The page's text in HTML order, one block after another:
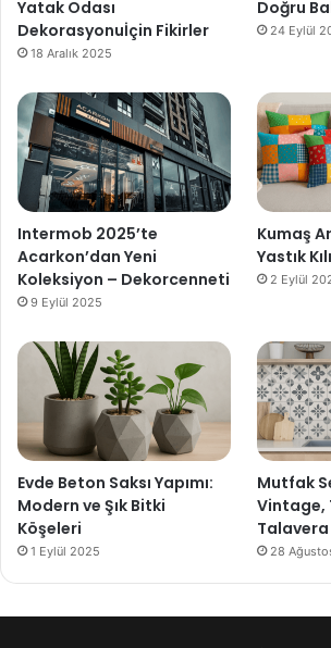
Yatak Odası
Dekorasyonuİçin Fikirler
18 Aralık 2025
Doğru
24 Eylül
Intermob 2025’te
Acarkon’dan Yeni
Koleksiyon – Dekorcenneti
9 Eylül 2025
Kumaş
Yastık
2 Eylül
Evde Beton Saksı Yapımı:
Modern ve Şık Bitki
Köşeleri
1 Eylül 2025
Mutfak
Vintage,
Talavera
28